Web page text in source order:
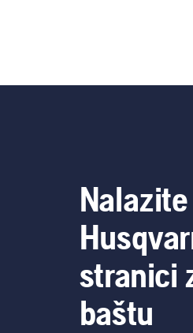
stranici
baštu